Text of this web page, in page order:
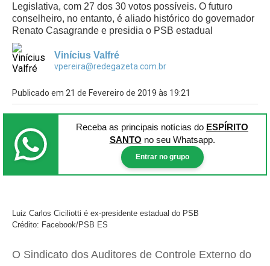
Legislativa, com 27 dos 30 votos possíveis. O futuro
conselheiro, no entanto, é aliado histórico do governador
Renato Casagrande e presidia o PSB estadual
Vinícius Valfré
vpereira@redegazeta.com.br
Publicado em 21 de Fevereiro de 2019 às 19:21
Receba as principais notícias do ESPÍRITO
SANTO no seu Whatsapp.
Entrar no grupo
Luiz Carlos Ciciliotti é ex-presidente estadual do PSB
Crédito: Facebook/PSB ES
O Sindicato dos Auditores de Controle Externo do